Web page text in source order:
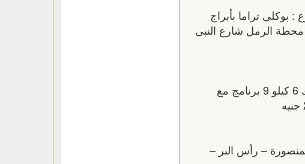
فى الاسكندرية فى كل فروعها ـ خصم 10% (الفروع : بوكلى تراما بأبراج
الرمل شارع النبى
39- شركة GMC للأجهزة المنزلية تشترك في الحملةمن خلال معارضها بعرض غسالة فول أوتوماتيك 6 كيلو 9 برنامج مع
خصم 15% فى جميع الفروع ( المنصورة – رأس البر –